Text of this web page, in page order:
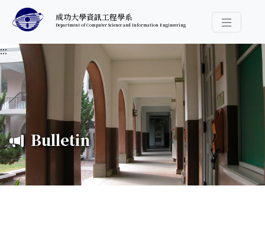
跳至中央內容區塊
成功大學資訊工程學系
Department of Computer Science and Information Engineering
導覽選
:::
Bulletin